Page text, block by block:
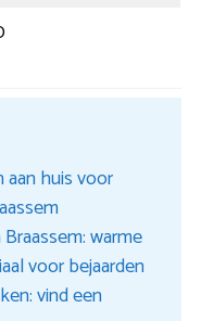
aan huis voor
warme
voor bejaarden
vind een